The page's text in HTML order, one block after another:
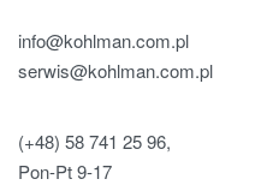
info@kohlman.com.pl
serwis@kohlman.com.pl
(+48) 58 741 25 96,
Pon-Pt 9-17